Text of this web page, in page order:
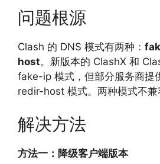
问题根源
Clash 的 DNS 模式有两种：
host。新版本的 ClashX 和
fake-ip 模式，但部分服务商提
redir-host 模式。两种模式不兼
解决方法
方法一：降级客户端版本